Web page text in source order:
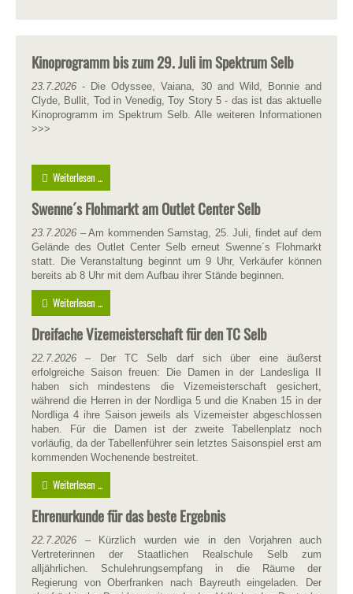
Kinoprogramm bis zum 29. Juli im Spektrum Selb
23.7.2026 - Die Odyssee, Vaiana, 30 and Wild, Bonnie and
Clyde, Bullit, Tod in Venedig, Toy Story 5 - das ist das aktuelle
Kinoprogramm im Spektrum Selb. Alle weiteren Informationen
>>>
Weiterlesen ...
Swenne´s Flohmarkt am Outlet Center Selb
23.7.2026 – Am kommenden Samstag, 25. Juli, findet auf dem
Gelände des Outlet Center Selb erneut Swenne´s Flohmarkt
statt. Die Veranstaltung beginnt um 9 Uhr, Verkäufer können
bereits ab 8 Uhr mit dem Aufbau ihrer Stände beginnen.
Weiterlesen ...
Dreifache Vizemeisterschaft für den TC Selb
22.7.2026 – Der TC Selb darf sich über eine äußerst
erfolgreiche Saison freuen: Die Damen in der Landesliga II
haben sich mindestens die Vizemeisterschaft gesichert,
während die Herren in der Nordliga 5 und die Knaben 15 in der
Nordliga 4 ihre Saison jeweils als Vizemeister abgeschlossen
haben. Für die Damen ist der zweite Tabellenplatz noch
vorläufig, da der Tabellenführer sein letztes Saisonspiel erst am
kommenden Wochenende bestreitet.
Weiterlesen ...
Ehrenurkunde für das beste Ergebnis
22.7.2026 – Kürzlich wurden wie in den Vorjahren auch
Vertreterinnen der Staatlichen Realschule Selb zum
alljährlichen. Schulehrungsempfang in die Räume der
Regierung von Oberfranken nach Bayreuth eingeladen. Der